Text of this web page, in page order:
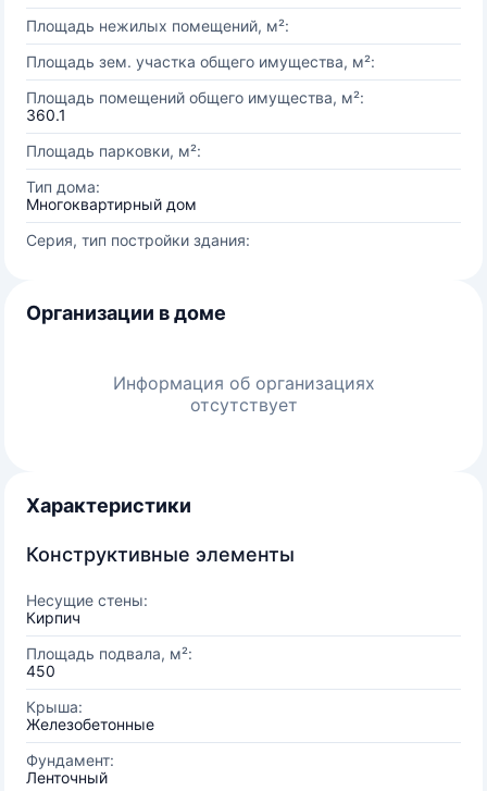
Площадь нежилых помещений, м²:
Площадь зем. участка общего имущества, м²:
Площадь помещений общего имущества, м²:
360.1
Площадь парковки, м²:
Тип дома:
Многоквартирный дом
Серия, тип постройки здания:
Организации в доме
Информация об организациях
отсутствует
Характеристики
Конструктивные элементы
Несущие стены:
Кирпич
Площадь подвала, м²:
450
Крыша:
Железобетонные
Фундамент:
Ленточный